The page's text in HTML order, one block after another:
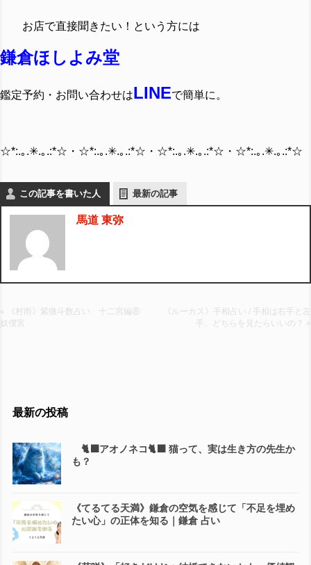
お店で直接聞きたい！という方には
鎌倉ほしよみ堂
鑑定予約・お問い合わせはLINEで簡単に。
☆*:.｡.✳︎.｡.:*☆・☆*:.｡.✳︎.｡.:*☆・☆*:.｡.✳︎.｡.:*☆・☆*:.｡.✳︎.｡.:*☆
この記事を書いた人 最新の記事
馬道 東弥
« 《村雨》紫微斗数占い 十二宮編⑧
奴僕宮
《ルーカス》手相占い / 手相は右手と左
手、どちらを見たらいいの？ »
最新の投稿
🐈‍⬛アオノネコ🐈‍⬛ 猫って、実は生き方の先生か
も？
《てるてる天満》鎌倉の空気を感じて「不足を埋め
たい心」の正体を知る｜鎌倉 占い